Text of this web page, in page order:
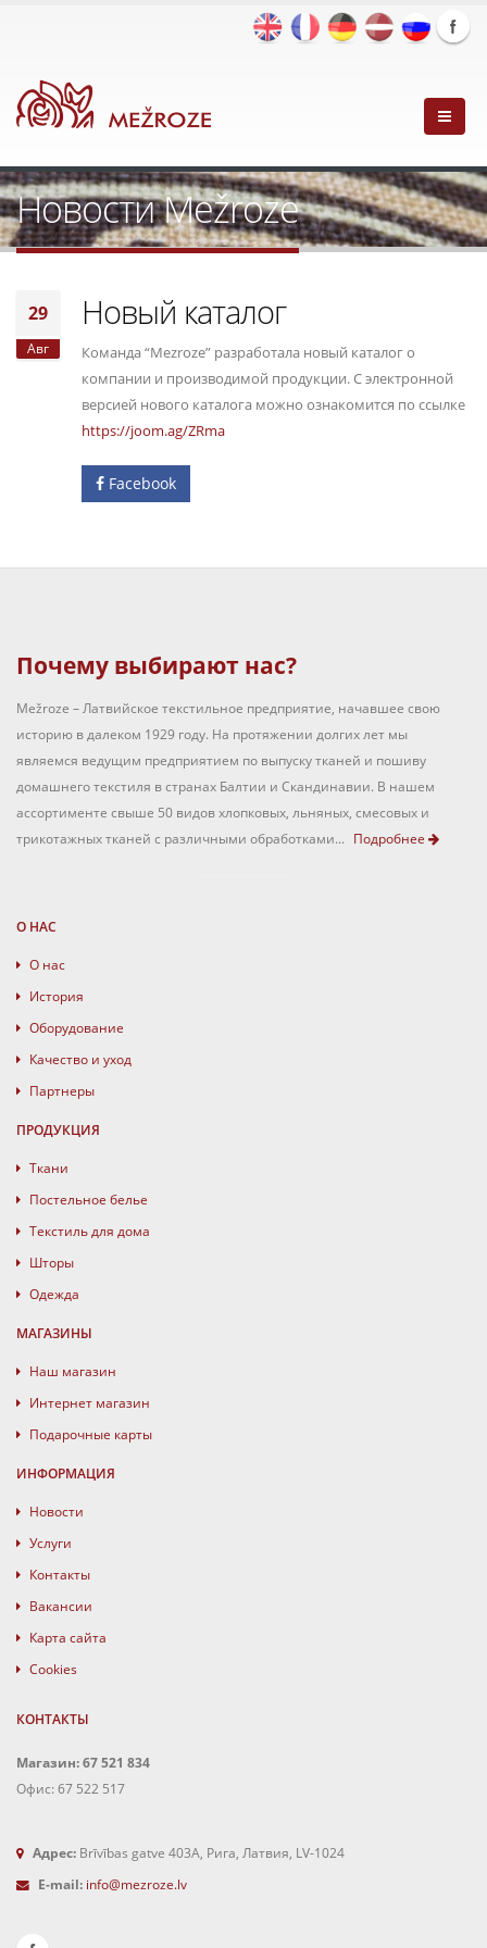
Новости Mežroze
29
Авг
Новый каталог
Команда “Mezroze” разработала новый каталог о
компании и производимой продукции. С электронной
версией нового каталога можно ознакомится по ссылке
https://joom.ag/ZRma
Facebook
Почему выбирают нас?
Mežroze – Латвийское текстильное предприятие, начавшее свою
историю в далеком 1929 году. На протяжении долгих лет мы
являемся ведущим предприятием по выпуску тканей и пошиву
домашнего текстиля в странах Балтии и Скандинавии. В нашем
ассортименте свыше 50 видов хлопковых, льняных, смесовых и
трикотажных тканей с различными обработками...
Подробнее
О НАС
О нас
История
Оборудование
Качество и уход
Партнеры
ПРОДУКЦИЯ
Ткани
Постельное белье
Текстиль для дома
Шторы
Одежда
МАГАЗИНЫ
Наш магазин
Интернет магазин
Подарочные карты
ИНФОРМАЦИЯ
Новости
Услуги
Контакты
Вакансии
Карта сайта
Cookies
КОНТАКТЫ
Магазин: 67 521 834
Офис: 67 522 517
Адрес: Brīvības gatve 403A, Рига, Латвия, LV-1024
E-mail: info@mezroze.lv